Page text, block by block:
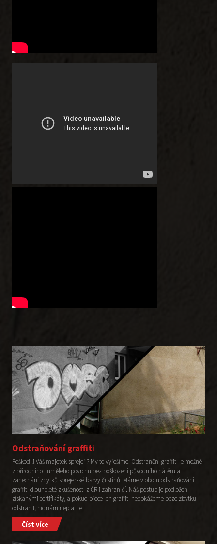
Odstraňování graffiti
Poškodili Váš majetek sprejeři? My to vyřešíme. Odstranění graffiti je možné
z přírodního i umělého povrchu bez poškození původního nátěru a
zanechání zbytků sprejerské barvy či stínů. Máme v oboru odstraňování
graffiti dlouholeté zkušenosti z ČR i zahraničí. Náš postup je podložen
získanými certifikáty, a pokud přece jen graffiti nedokážeme beze zbytku
odstranit, nic nám neplatíte.
Číst více